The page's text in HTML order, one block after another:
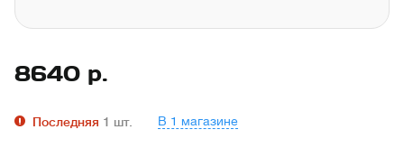
8640 р.
Последняя 1 шт. В 1 магазине